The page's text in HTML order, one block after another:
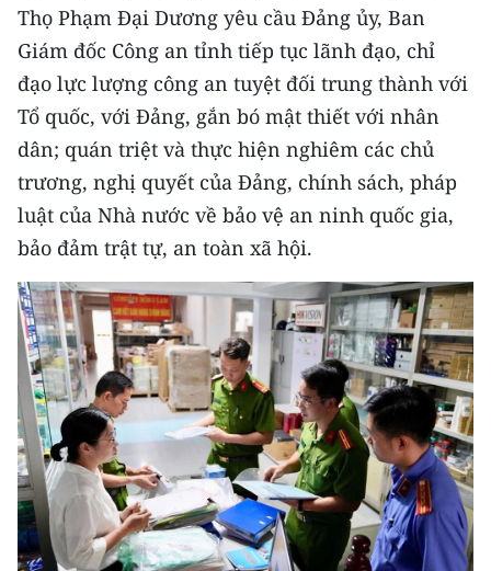
Chuyên trang Hà Nội
Chuyên trang TP. Hồ Chí Minh
CHUYÊN ĐỀ
CÁC CHUYÊN TRANG
VỀ BÁO NHÂN DÂN
THỜI NAY
NHÂN DÂN CUỐI TUẦN
NHÂN DÂN HẰNG THÁNG
MUA BÁO
ĐỌC BÁO IN
Thọ Phạm Đại Dương yêu cầu Đảng ủy, Ban
Giám đốc Công an tỉnh tiếp tục lãnh đạo, chỉ
đạo lực lượng công an tuyệt đối trung thành với
Tổ quốc, với Đảng, gắn bó mật thiết với nhân
dân; quán triệt và thực hiện nghiêm các chủ
trương, nghị quyết của Đảng, chính sách, pháp
luật của Nhà nước về bảo vệ an ninh quốc gia,
bảo đảm trật tự, an toàn xã hội.